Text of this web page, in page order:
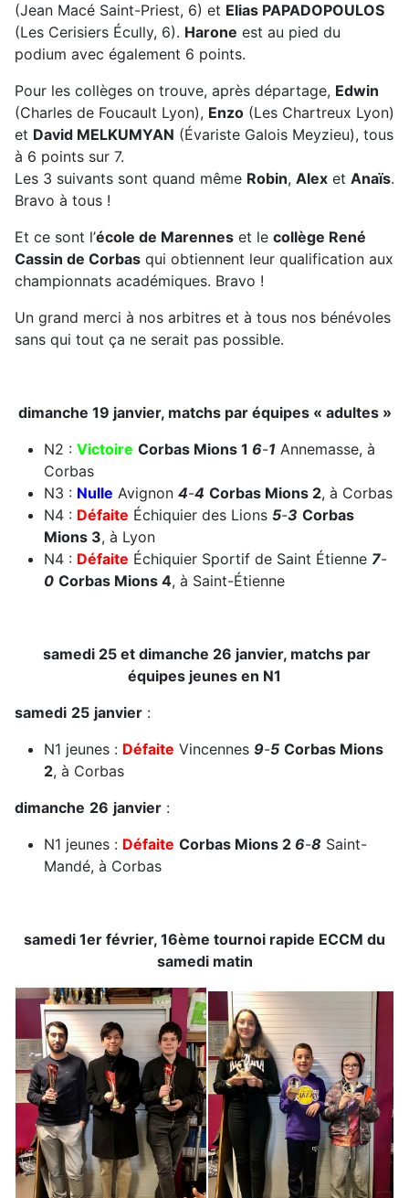
(Jean Macé Saint-Priest, 6) et Elias PAPADOPOULOS
(Les Cerisiers Écully, 6). Harone est au pied du
podium avec également 6 points.
Pour les collèges on trouve, après départage, Edwin
(Charles de Foucault Lyon), Enzo (Les Chartreux Lyon)
et David MELKUMYAN (Évariste Galois Meyzieu), tous
à 6 points sur 7.
Les 3 suivants sont quand même Robin, Alex et Anaïs.
Bravo à tous !
Et ce sont l’école de Marennes et le collège René
Cassin de Corbas qui obtiennent leur qualification aux
championnats académiques. Bravo !
Un grand merci à nos arbitres et à tous nos bénévoles
sans qui tout ça ne serait pas possible.
dimanche 19 janvier, matchs par équipes « adultes »
N2 : Victoire Corbas Mions 1 6-1 Annemasse, à
Corbas
N3 : Nulle Avignon 4-4 Corbas Mions 2, à Corbas
N4 : Défaite Échiquier des Lions 5-3 Corbas
Mions 3, à Lyon
N4 : Défaite Échiquier Sportif de Saint Étienne 7-
0 Corbas Mions 4, à Saint-Étienne
samedi 25 et dimanche 26 janvier, matchs par
équipes jeunes en N1
samedi 25 janvier :
N1 jeunes : Défaite Vincennes 9-5 Corbas Mions
2, à Corbas
dimanche 26 janvier :
N1 jeunes : Défaite Corbas Mions 2 6-8 Saint-
Mandé, à Corbas
samedi 1er février, 16ème tournoi rapide ECCM du
samedi matin